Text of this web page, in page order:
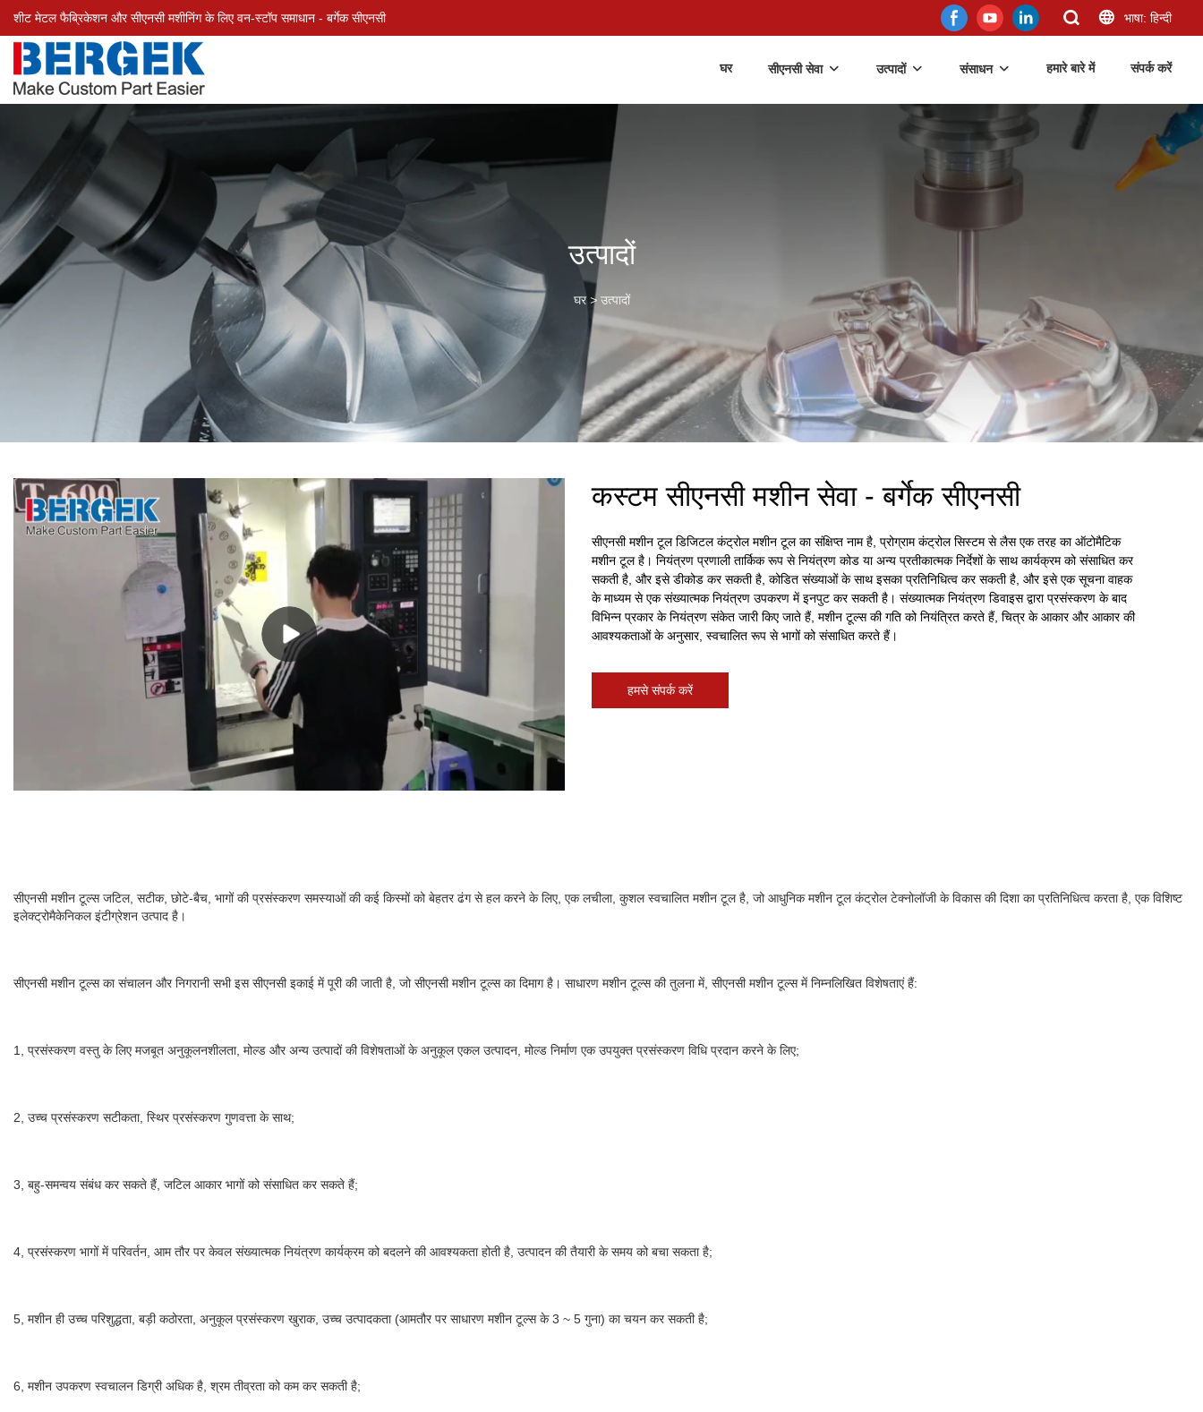
शीट मेटल फैब्रिकेशन और सीएनसी मशीनिंग के लिए वन-स्टॉप समाधान - बर्गेक सीएनसी भाषा: हिन्दी
घर सीएनसी सेवा उत्पादों संसाधन हमारे बारे में संपर्क करें
उत्पादों
घर > उत्पादों
कस्टम सीएनसी मशीन सेवा - बर्गेक सीएनसी
सीएनसी मशीन टूल डिजिटल कंट्रोल मशीन टूल का संक्षिप्त नाम है, प्रोग्राम कंट्रोल सिस्टम से लैस एक तरह का ऑटोमैटिक
मशीन टूल है। नियंत्रण प्रणाली तार्किक रूप से नियंत्रण कोड या अन्य प्रतीकात्मक निर्देशों के साथ कार्यक्रम को संसाधित कर
सकती है, और इसे डीकोड कर सकती है, कोडित संख्याओं के साथ इसका प्रतिनिधित्व कर सकती है, और इसे एक सूचना वाहक
के माध्यम से एक संख्यात्मक नियंत्रण उपकरण में इनपुट कर सकती है। संख्यात्मक नियंत्रण डिवाइस द्वारा प्रसंस्करण के बाद
विभिन्न प्रकार के नियंत्रण संकेत जारी किए जाते हैं, मशीन टूल्स की गति को नियंत्रित करते हैं, चित्र के आकार और आकार की
आवश्यकताओं के अनुसार, स्वचालित रूप से भागों को संसाधित करते हैं।
हमसे संपर्क करें
सीएनसी मशीन टूल्स जटिल, सटीक, छोटे-बैच, भागों की प्रसंस्करण समस्याओं की कई किस्मों को बेहतर ढंग से हल करने के लिए, एक लचीला, कुशल स्वचालित मशीन टूल है, जो आधुनिक मशीन टूल कंट्रोल टेक्नोलॉजी के विकास की दिशा का प्रतिनिधित्व करता है, एक विशिष्ट
इलेक्ट्रोमैकेनिकल इंटीग्रेशन उत्पाद है।
सीएनसी मशीन टूल्स का संचालन और निगरानी सभी इस सीएनसी इकाई में पूरी की जाती है, जो सीएनसी मशीन टूल्स का दिमाग है। साधारण मशीन टूल्स की तुलना में, सीएनसी मशीन टूल्स में निम्नलिखित विशेषताएं हैं:
1, प्रसंस्करण वस्तु के लिए मजबूत अनुकूलनशीलता, मोल्ड और अन्य उत्पादों की विशेषताओं के अनुकूल एकल उत्पादन, मोल्ड निर्माण एक उपयुक्त प्रसंस्करण विधि प्रदान करने के लिए;
2, उच्च प्रसंस्करण सटीकता, स्थिर प्रसंस्करण गुणवत्ता के साथ;
3, बहु-समन्वय संबंध कर सकते हैं, जटिल आकार भागों को संसाधित कर सकते हैं;
4, प्रसंस्करण भागों में परिवर्तन, आम तौर पर केवल संख्यात्मक नियंत्रण कार्यक्रम को बदलने की आवश्यकता होती है, उत्पादन की तैयारी के समय को बचा सकता है;
5, मशीन ही उच्च परिशुद्धता, बड़ी कठोरता, अनुकूल प्रसंस्करण खुराक, उच्च उत्पादकता (आमतौर पर साधारण मशीन टूल्स के 3 ~ 5 गुना) का चयन कर सकती है;
6, मशीन उपकरण स्वचालन डिग्री अधिक है, श्रम तीव्रता को कम कर सकती है;